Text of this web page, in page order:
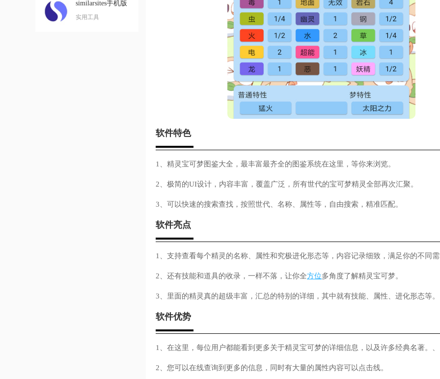
similarsites手机版
实用工具
软件特色
1、精灵宝可梦图鉴大全，最丰富最齐全的图鉴系统在这里，等你来浏览。
2、极简的UI设计，内容丰富，覆盖广泛，所有世代的宝可梦精灵全部再次汇聚。
3、可以快速的搜索查找，按照世代、名称、属性等，自由搜索，精准匹配。
软件亮点
1、支持查看每个精灵的名称、属性和究极进化形态等，内容记录细致，满足你的不同
2、还有技能和道具的收录，一样不落，让你全方位多角度了解精灵宝可梦。
3、里面的精灵真的超级丰富，汇总的特别的详细，其中就有技能、属性、进化形态等。
软件优势
1、在这里，每位用户都能看到更多关于精灵宝可梦的详细信息，以及许多经典名著。、
2、您可以在线查询到更多的信息，同时有大量的属性内容可以点击线。